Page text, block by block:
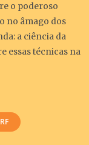
o poderoso
no âmago dos
a ciência da
essas técnicas na